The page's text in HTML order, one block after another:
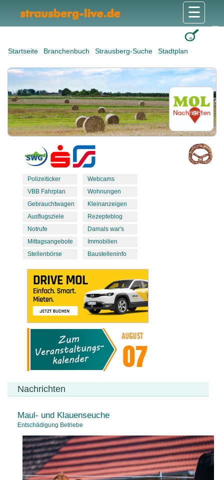
Startseite Branchenbuch Strausberg-Suche Stadtplan
☰
Polizeiticker
VBB Fahrplan
Gebrauchtwagen
Ausflugsziele
Notrufe
Mittagsangebote
Stellenbörse
Webcams
Wohnungen
Kleinanzeigen
Rezepteblog
Damals war's
Immobilien
Baustelleninfo
Nachrichten
Maul- und Klauenseuche
Entschädigung Betriebe